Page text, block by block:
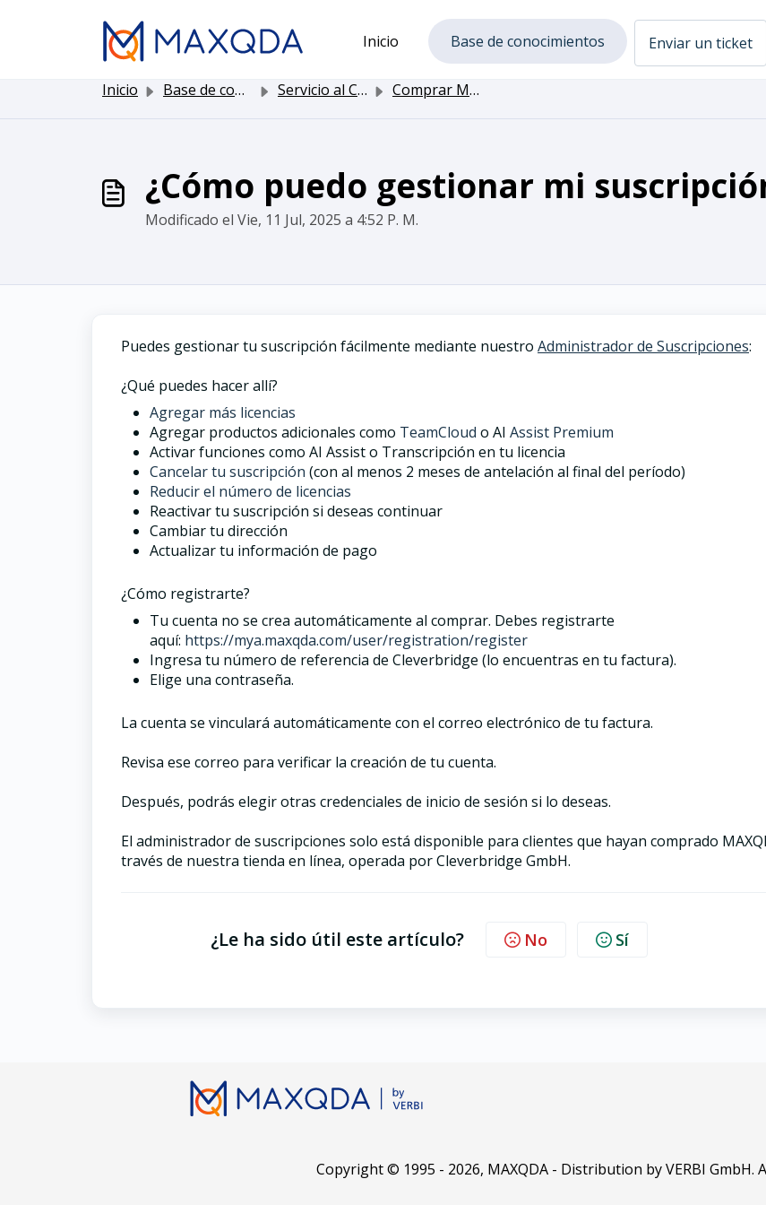
Inicio
Base de conocimientos Enviar un ticket
Inicio Base de conocimientos Servicio al Cliente Comprar MAXQDA
¿Cómo puedo gestionar mi
Modificado el Vie, 11 Jul, 2025 a 4:52 P. M.
Puedes gestionar tu suscripción fácilmente mediante nuestro Administrador de Suscripciones:
¿Qué puedes hacer allí?
Agregar más licencias
Agregar productos adicionales como TeamCloud o AI Assist Premium
Activar funciones como AI Assist o Transcripción en tu licencia
Cancelar tu suscripción (con al menos 2 meses de antelación al final del período)
Reducir el número de licencias
Reactivar tu suscripción si deseas continuar
Cambiar tu dirección
Actualizar tu información de pago
¿Cómo registrarte?
Tu cuenta no se crea automáticamente al comprar. Debes registrarte
aquí: https://mya.maxqda.com/user/registration/register
Ingresa tu número de referencia de Cleverbridge (lo encuentras en tu factura).
Elige una contraseña.
La cuenta se vinculará automáticamente con el correo electrónico de tu factura.
Revisa ese correo para verificar la creación de tu cuenta.
Después, podrás elegir otras credenciales de inicio de sesión si lo deseas.
El administrador de suscripciones solo está disponible para clientes que hayan comprado
través de nuestra tienda en línea, operada por Cleverbridge GmbH.
¿Le ha sido útil este artículo? No Sí
Copyright © 1995 - 2026, MAXQDA - Distribution by VERBI GmbH.